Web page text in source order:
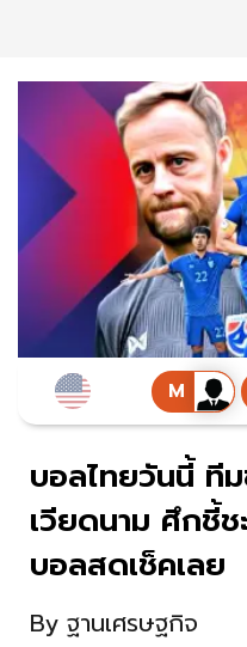
บอลไทยวันนี้ ที
เวียดนาม ศึกชี้
บอลสดเช็คเลย
By ฐานเศรษฐกิจ